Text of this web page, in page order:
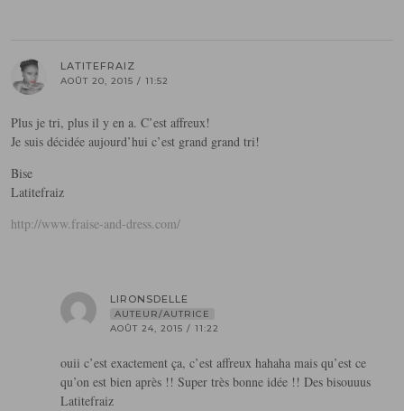
LATITEFRAIZ
AOÛT 20, 2015 / 11:52
Plus je tri, plus il y en a. C’est affreux!
Je suis décidée aujourd’hui c’est grand grand tri!
Bise
Latitefraiz
http://www.fraise-and-dress.com/
LIRONSDELLE
AUTEUR/AUTRICE
AOÛT 24, 2015 / 11:22
ouii c’est exactement ça, c’est affreux hahaha mais qu’est ce
qu’on est bien après !! Super très bonne idée !! Des bisouuus
Latitefraiz